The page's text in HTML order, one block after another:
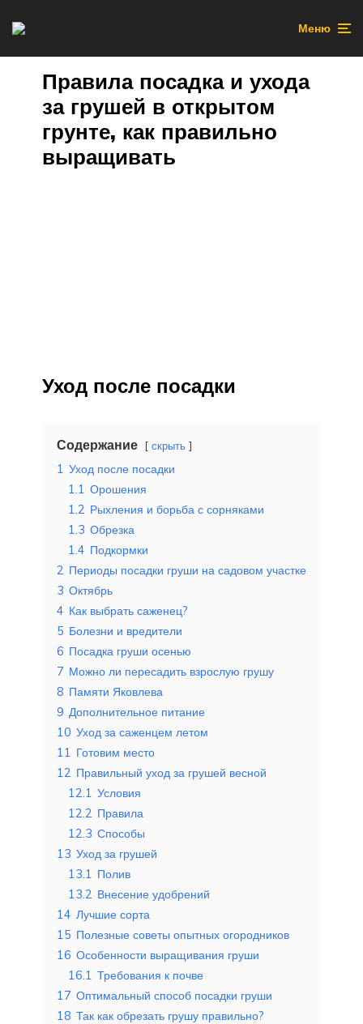
Меню
Правила посадка и ухода
за грушей в открытом
грунте, как правильно
выращивать
Уход после посадки
Содержание скрыть
1 Уход после посадки
1.1 Орошения
1.2 Рыхления и борьба с сорняками
1.3 Обрезка
1.4 Подкормки
2 Периоды посадки груши на садовом участке
3 Октябрь
4 Как выбрать саженец?
5 Болезни и вредители
6 Посадка груши осенью
7 Можно ли пересадить взрослую грушу
8 Памяти Яковлева
9 Дополнительное питание
10 Уход за саженцем летом
11 Готовим место
12 Правильный уход за грушей весной
12.1 Условия
12.2 Правила
12.3 Способы
13 Уход за грушей
13.1 Полив
13.2 Внесение удобрений
14 Лучшие сорта
15 Полезные советы опытных огородников
16 Особенности выращивания груши
16.1 Требования к почве
17 Оптимальный способ посадки груши
18 Так как обрезать грушу правильно?